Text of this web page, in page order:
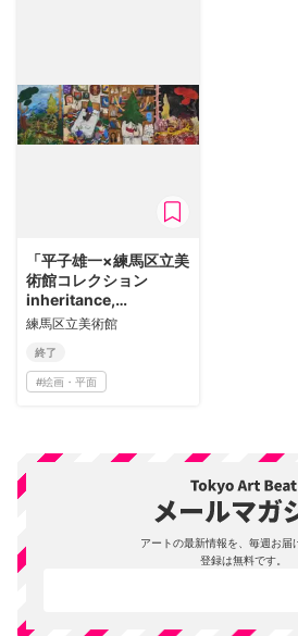
「平子雄一×練馬区立美
術館コレクション
inheritance,
metamorphosis,
再生］」
練馬区立美術館
終了
#絵画・平面
アートの最新情報を、毎週お届
登録は無料です。